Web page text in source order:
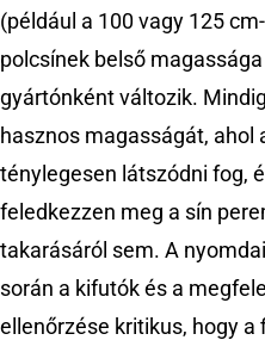
(például a 100 vagy 125
polcsínek belső
gyártónként változik.
hasznos magasságát, ahol
ténylegesen látszódni fog,
feledkezzen meg a sín
takarásáról sem. A
során a kifutók és a
ellenőrzése kritikus, hogy a